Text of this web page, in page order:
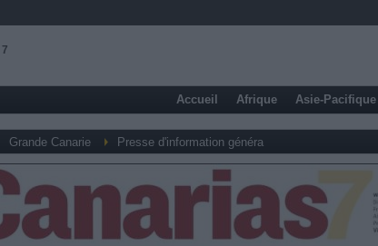
Accueil Afrique Asie-Pacifique
Grande Canarie Presse d'information généra